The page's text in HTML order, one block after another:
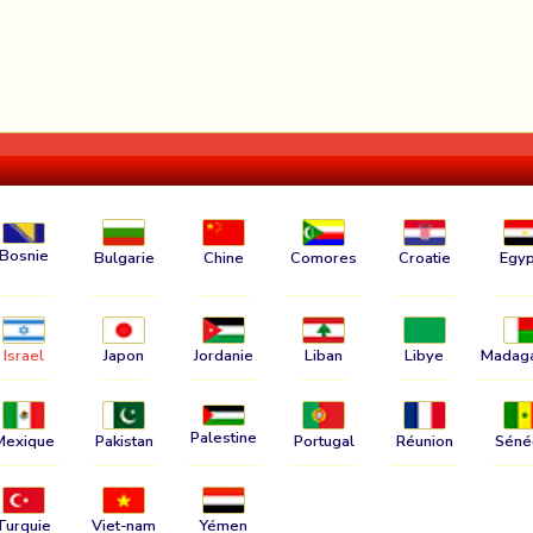
Bosnie Bulgarie Chine Comores Croatie
Israel Japon Jordanie Liban Libye
Pakistan Palestine Portugal Réunion
Viet-nam Yémen